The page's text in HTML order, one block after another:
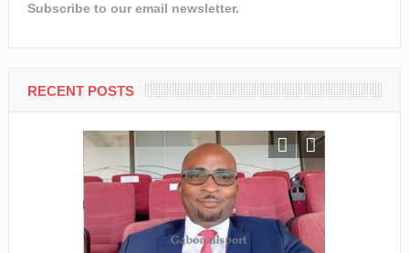
Subscribe to our email newsletter.
RECENT POSTS